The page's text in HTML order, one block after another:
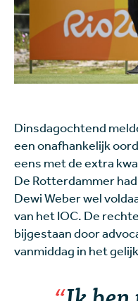
Dinsdagochtend
een onafhankelijk
eens met de extra
De Rotterdammer
Dewi Weber wel
van het IOC. De
bijgestaan door
vanmiddag in het